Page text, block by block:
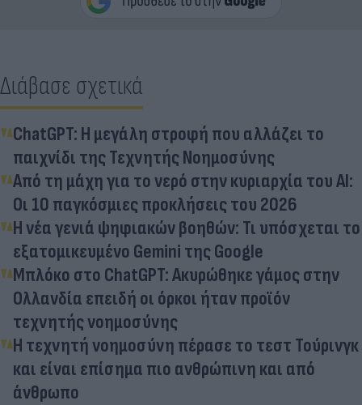
Διάβασε σχετικά
ChatGPT: Η μεγάλη στροφή που αλλάζει το
παιχνίδι της Τεχνητής Νοημοσύνης
Από τη μάχη για το νερό στην κυριαρχία του ΑΙ:
Οι 10 παγκόσμιες προκλήσεις του 2026
Η νέα γενιά ψηφιακών βοηθών: Τι υπόσχεται το
εξατομικευμένο Gemini της Google
Μπλόκο στο ChatGPT: Ακυρώθηκε γάμος στην
Ολλανδία επειδή οι όρκοι ήταν προϊόν
τεχνητής νοημοσύνης
Η τεχνητή νοημοσύνη πέρασε το τεστ Τούρινγκ
και είναι επίσημα πιο ανθρώπινη και από
άνθρωπο